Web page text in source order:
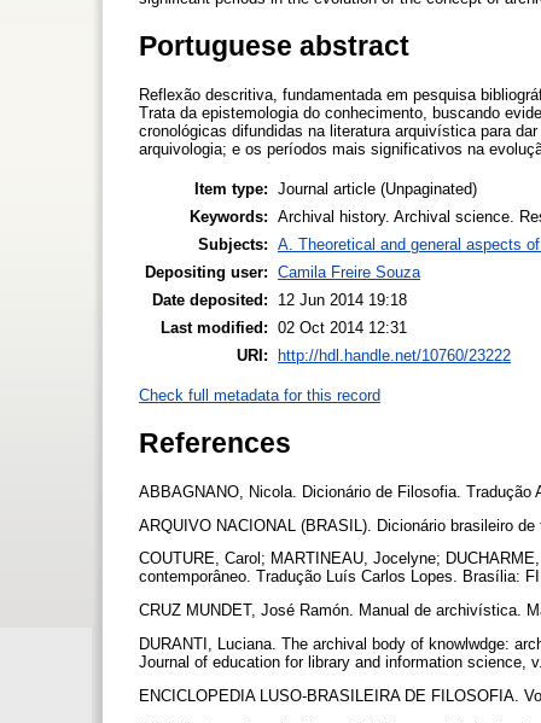
Portuguese abstract
Reflexão descritiva, fundamentada em pesquisa
Trata da epistemologia do conhecimento, buscando
cronológicas difundidas na literatura arquivística para
arquivologia; e os períodos mais significativos na
Item type: Journal article (Unpaginated)
Keywords: Archival history. Archival science.
Subjects: A. Theoretical and general aspects
Depositing user: Camila Freire Souza
Date deposited:
12 Jun 2014 19:18
Last modified: 02 Oct 2014 12:31
URI:
http://hdl.handle.net/10760/23222
Check full metadata for this record
References
ABBAGNANO, Nicola. Dicionário de Filosofia.
ARQUIVO NACIONAL (BRASIL). Dicionário brasileiro
COUTURE, Carol; MARTINEAU, Jocelyne;
contemporâneo. Tradução Luís Carlos Lopes. Brasília:
CRUZ MUNDET, José Ramón. Manual de archivística.
DURANTI, Luciana. The archival body of knowlwdge:
Journal of education for library and information science,
ENCICLOPEDIA LUSO-BRASILEIRA DE FILOSOFIA.